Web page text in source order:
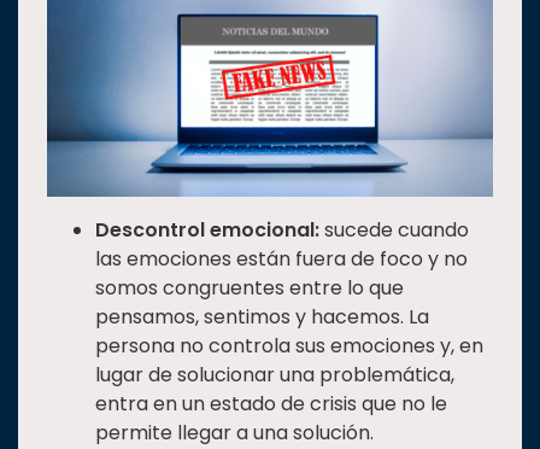
Descontrol emocional:sucede cuando
las emociones están fuera de foco y no
somos congruentes entre lo que
pensamos, sentimos y hacemos. La
persona no controla sus emociones y, en
lugar de solucionar una problemática,
entra en un estado de crisis que no le
permite llegar a una solución.